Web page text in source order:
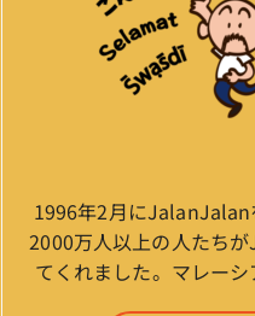
1996年2月にJalanJalan
2000万人以上の人たち
てくれました。マレー